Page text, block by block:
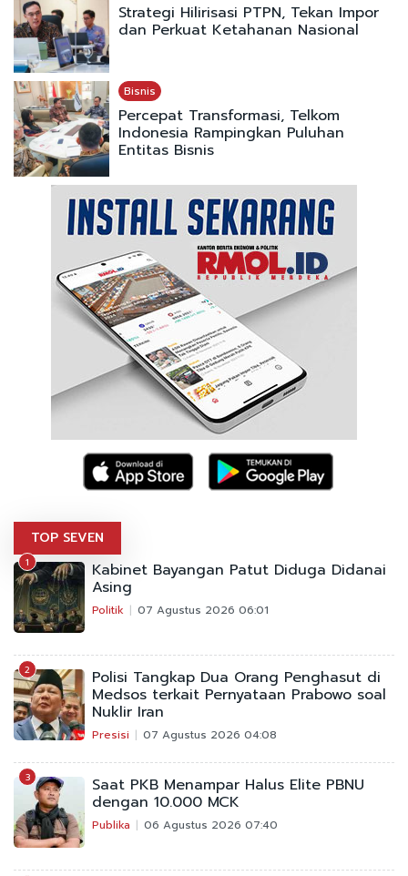
Strategi Hilirisasi PTPN, Tekan Impor
dan Perkuat Ketahanan Nasional
Bisnis
Percepat Transformasi, Telkom
Indonesia Rampingkan Puluhan
Entitas Bisnis
TOP SEVEN
1 Kabinet Bayangan Patut Diduga Didanai
Asing
Politik 07 Agustus 2026 06:01
2 Polisi Tangkap Dua Orang Penghasut di
Medsos terkait Pernyataan Prabowo soal
Nuklir Iran
Presisi 07 Agustus 2026 04:08
3 Saat PKB Menampar Halus Elite PBNU
dengan 10.000 MCK
Publika 06 Agustus 2026 07:40